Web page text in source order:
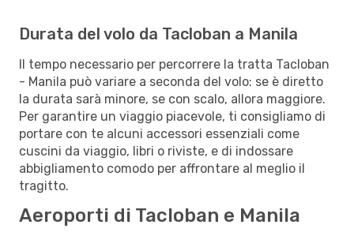
Durata del volo da Tacloban a Manila
Il tempo necessario per percorrere la tratta Tacloban
- Manila può variare a seconda del volo: se è diretto
la durata sarà minore, se con scalo, allora maggiore.
Per garantire un viaggio piacevole, ti consigliamo di
portare con te alcuni accessori essenziali come
cuscini da viaggio, libri o riviste, e di indossare
abbigliamento comodo per affrontare al meglio il
tragitto.
Aeroporti di Tacloban e Manila